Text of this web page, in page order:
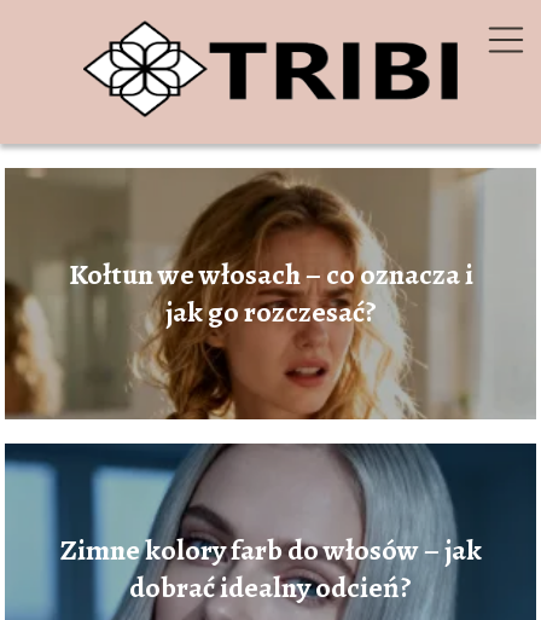
Kołtun we włosach – co oznacza i
jak go rozczesać?
Zimne kolory farb do włosów – jak
dobrać idealny odcień?